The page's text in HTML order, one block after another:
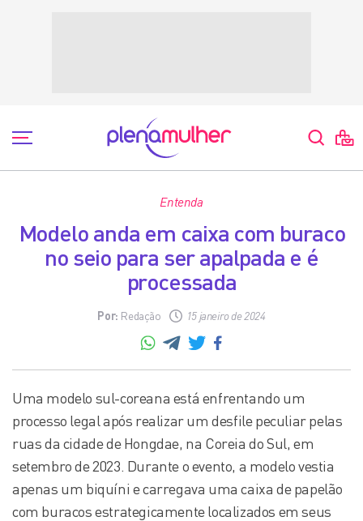
Entenda
Modelo anda em caixa com buraco
no seio para ser apalpada e é
processada
Por: Redação 15 janeiro de 2024
Uma modelo sul-coreana está enfrentando um
processo legal após realizar um desfile peculiar pelas
ruas da cidade de Hongdae, na Coreia do Sul, em
setembro de 2023. Durante o evento, a modelo vestia
apenas um biquíni e carregava uma caixa de papelão
com buracos estrategicamente localizados em seus